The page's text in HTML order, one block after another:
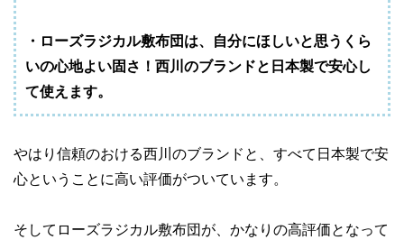
・ローズラジカル敷布団は、自分にほしいと思うくら
いの心地よい固さ！西川のブランドと日本製で安心し
て使えます。
やはり信頼のおける西川のブランドと、すべて日本製で安
心ということに高い評価がついています。
そしてローズラジカル敷布団が、かなりの高評価となって